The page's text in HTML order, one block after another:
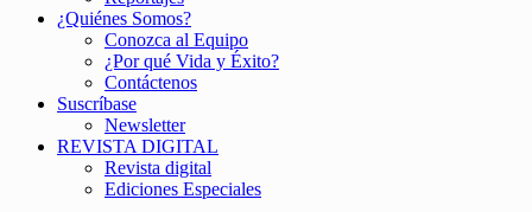
¿Quiénes Somos?
Conozca al Equipo
¿Por qué Vida y Éxito?
Contáctenos
Suscríbase
Newsletter
REVISTA DIGITAL
Revista digital
Ediciones Especiales